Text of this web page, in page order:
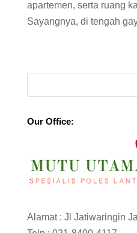
apartemen, serta ruang
Sayangnya, di tengah
Our Office:
Alamat : Jl Jatiwaringin